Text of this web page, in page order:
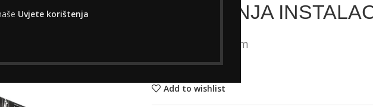
Uvjete korištenja
UNUTARNJA
s PDV-om
Nema na zalihi
Add to wishlist